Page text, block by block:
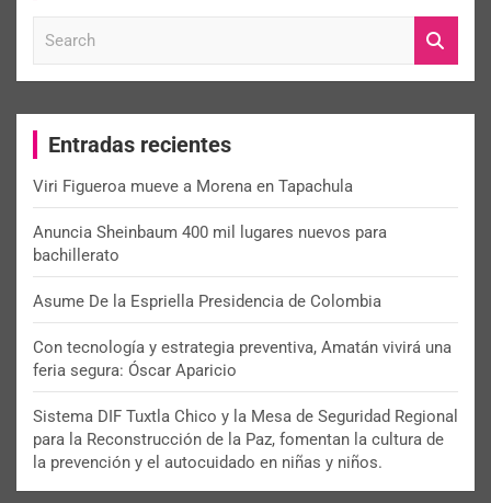
c
Entradas recientes
Viri Figueroa mueve a Morena en Tapachula
Anuncia Sheinbaum 400 mil lugares nuevos para
bachillerato
Asume De la Espriella Presidencia de Colombia
Con tecnología y estrategia preventiva, Amatán vivirá una
feria segura: Óscar Aparicio
Sistema DIF Tuxtla Chico y la Mesa de Seguridad Regional
para la Reconstrucción de la Paz, fomentan la cultura de
la prevención y el autocuidado en niñas y niños.